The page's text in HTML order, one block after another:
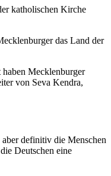
katholischen Kirche
das Land der
Mecklenburger
von Seva Kendra,
definitiv die Menschen
Deutschen eine